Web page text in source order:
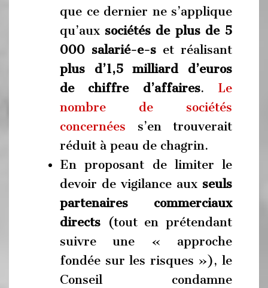
que ce dernier ne s’applique
qu’aux sociétés de plus de 5
000 salarié-e-s et réalisant
plus d’1,5 milliard d’euros
de chiffre d’affaires. Le
nombre de sociétés
concernées s’en trouverait
réduit à peau de chagrin.
En proposant de limiter le
devoir de vigilance aux seuls
partenaires commerciaux
directs (tout en prétendant
suivre une « approche
fondée sur les risques »), le
Conseil condamne